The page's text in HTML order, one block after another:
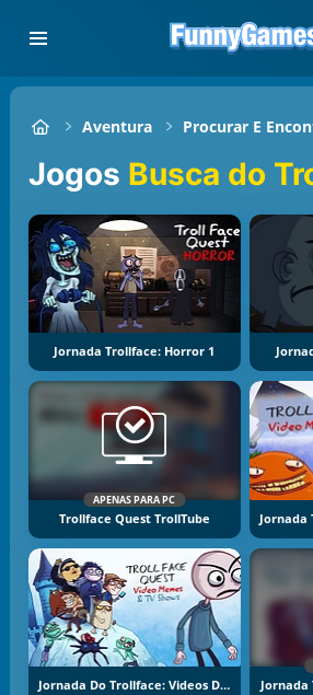
Aventura Procurar E
Jogos Busca do
Jornada Trollface: Horror 1
APENAS PARA PC
Trollface Quest TrollTube
Jornada Do Trollface: Videos De Memes E Shows De TV Jornada